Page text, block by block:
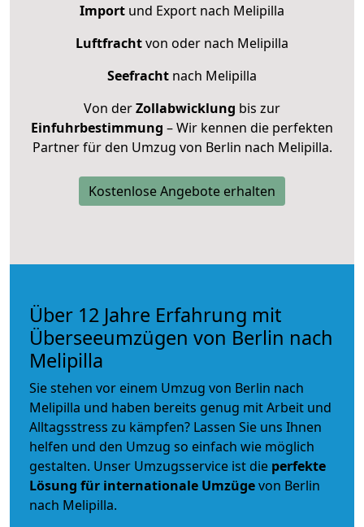
Import und Export nach Melipilla
Luftfrachtvon oder nach Melipilla
Seefracht nach Melipilla
Von derZollabwicklung bis zur
Einfuhrbestimmung – Wir kennen die perfekten
Partner für den Umzug von Berlin nach Melipilla.
Kostenlose Angebote erhalten
Über 12 Jahre Erfahrung mit
Überseeumzügen von Berlin nach
Melipilla
Sie stehen vor einem Umzug von Berlin nach
Melipilla und haben bereits genug mit Arbeit und
Alltagsstress zu kämpfen? Lassen Sie uns Ihnen
helfen und den Umzug so einfach wie möglich
gestalten. Unser Umzugsservice ist die perfekte
Lösung für internationale Umzügevon Berlin
nach Melipilla.